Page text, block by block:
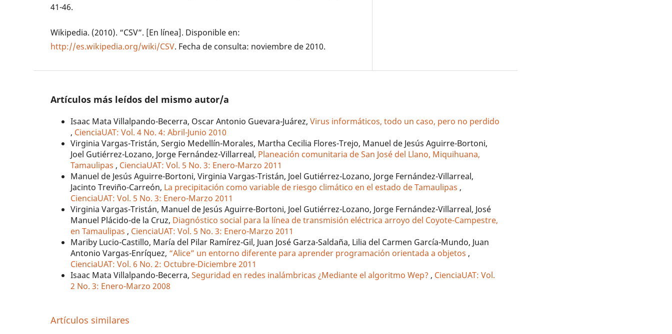
41-46.
Wikipedia. (2010). “CSV”. [En línea]. Disponible en:
http://es.wikipedia.org/wiki/CSV. Fecha de consulta: noviembre de 2010.
Artículos más leídos del mismo autor/a
Isaac Mata Villalpando-Becerra, Oscar Antonio Guevara-Juárez,Virus informáticos, todo un caso, pero no perdido
, CienciaUAT: Vol. 4 No. 4: Abril-Junio 2010
Virginia Vargas-Tristán, Sergio Medellín-Morales, Martha Cecilia Flores-Trejo, Manuel de Jesús Aguirre-Bortoni,
Joel Gutiérrez-Lozano, Jorge Fernández-Villarreal, Planeación comunitaria de San José del Llano, Miquihuana,
Tamaulipas, CienciaUAT: Vol. 5 No. 3: Enero-Marzo 2011
Manuel de Jesús Aguirre-Bortoni, Virginia Vargas-Tristán, Joel Gutiérrez-Lozano, Jorge Fernández-Villarreal,
Jacinto Treviño-Carreón, La precipitación como variable de riesgo climático en el estado de Tamaulipas,
CienciaUAT: Vol. 5 No. 3: Enero-Marzo 2011
Virginia Vargas-Tristán, Manuel de Jesús Aguirre-Bortoni, Joel Gutiérrez-Lozano, Jorge Fernández-Villarreal, José
Manuel Plácido-de la Cruz, Diagnóstico social para la línea de transmisión eléctrica arroyo del Coyote-Campestre,
en Tamaulipas, CienciaUAT: Vol. 5 No. 3: Enero-Marzo 2011
Mariby Lucio-Castillo, María del Pilar Ramírez-Gil, Juan José Garza-Saldaña, Lilia del Carmen García-Mundo, Juan
Antonio Vargas-Enríquez, “Alice” un entorno diferente para aprender programación orientada a objetos,
CienciaUAT: Vol. 6 No. 2: Octubre-Diciembre 2011
Isaac Mata Villalpando-Becerra,Seguridad en redes inalámbricas ¿Mediante el algoritmo Wep?, CienciaUAT: Vol.
2 No. 3: Enero-Marzo 2008
Artículos similares